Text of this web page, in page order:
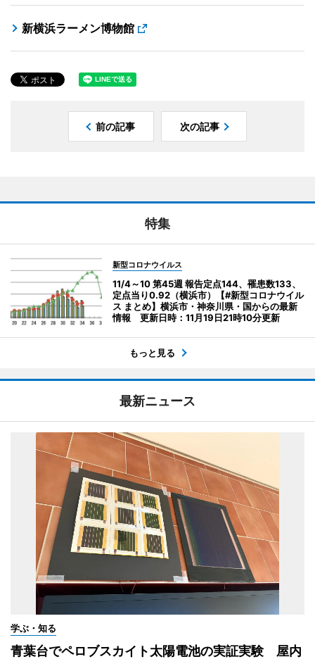
新横浜ラーメン博物館
前の記事 次の記事
特集
新型コロナウイルス
11/4～10 第45週 報告定点144、罹患数133、
定点当り0.92（横浜市）【#新型コロナウイル
ス まとめ】横浜市・神奈川県・国からの最新
情報 更新日時：11月19日21時10分更新
もっと見る
最新ニュース
学ぶ・知る
青葉台でペロブスカイト太陽電池の実証実験 屋内